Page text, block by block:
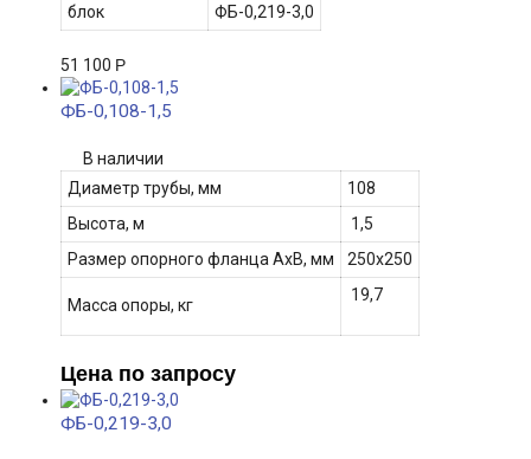
блок
ФБ-0,219-3,0
51 100 Р
ФБ-0,108-1,5
В наличии
Диаметр трубы, мм
108
Высота, м
1,5
Размер опорного фланца АхВ, мм
250х250
Масса опоры, кг
19,7
Цена по запросу
ФБ-0,219-3,0